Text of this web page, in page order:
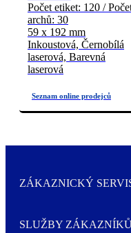
Počet etiket: 120 /
archů: 30
59 x 192 mm
Inkoustová, Černobílá
laserová, Barevná
laserová
ZÁKAZNICKÝ
SLUŽBY